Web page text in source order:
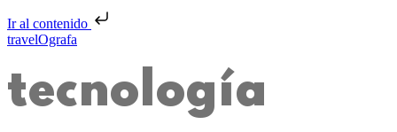
Ir al contenido
travelOgrafa
tecnología